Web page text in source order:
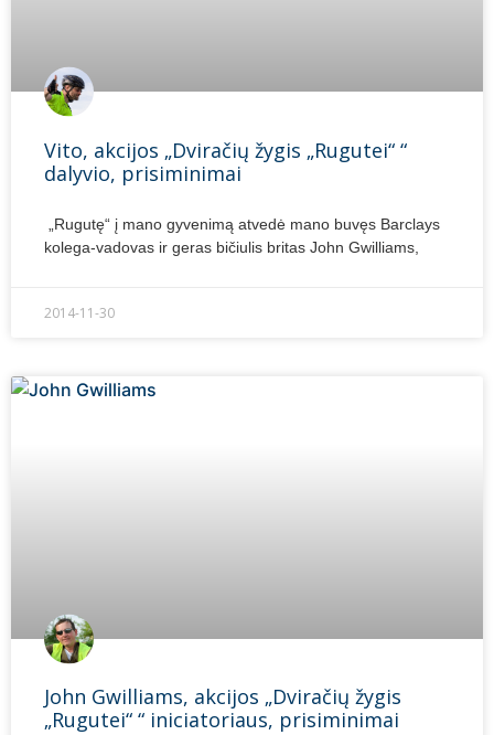
Vito, akcijos „Dviračių žygis „Rugutei“ “
dalyvio, prisiminimai
„Rugutę“ į mano gyvenimą atvedė mano buvęs Barclays
kolega-vadovas ir geras bičiulis britas John Gwilliams,
2014-11-30
John Gwilliams, akcijos „Dviračių žygis
„Rugutei“ “ iniciatoriaus, prisiminimai